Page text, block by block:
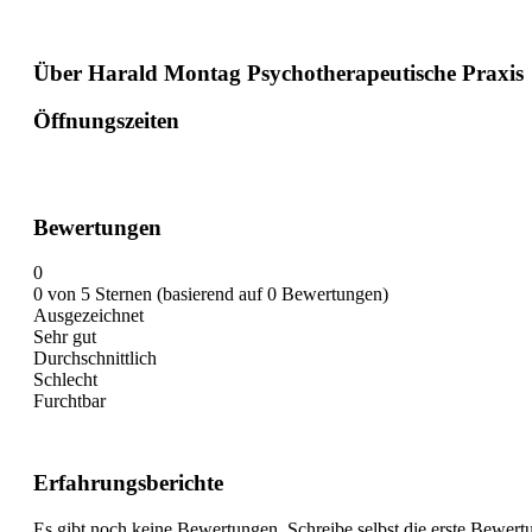
Über Harald Montag Psychotherapeutische Praxis
Öffnungszeiten
Bewertungen
0
0 von 5 Sternen (basierend auf 0 Bewertungen)
Ausgezeichnet
Sehr gut
Durchschnittlich
Schlecht
Furchtbar
Erfahrungsberichte